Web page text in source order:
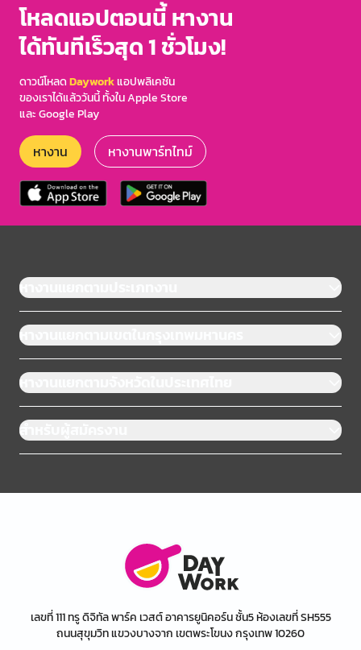
โหลดแอปตอนนี้ หางาน
ได้ทันทีเร็วสุด 1 ชั่วโมง!
ดาวน์โหลดDayworkแอปพลิเคชัน
ของเราได้แล้ววันนี้ ทั้งใน Apple Store
และ Google Play
หางาน หางานพาร์ทไทม์
หางานแยกตามประเภทงาน
หางานแยกตามเขตในกรุงเทพมหานคร
หางานแยกตามจังหวัดในประเทศไทย
สำหรับผู้สมัครงาน
เลขที่ 111 ทรู ดิจิทัล พาร์ค เวสต์ อาคารยูนิคอร์น ชั้น5 ห้องเลขที่ SH555
ถนนสุขุมวิท แขวงบางจาก เขตพระโขนง กรุงเทพ 10260